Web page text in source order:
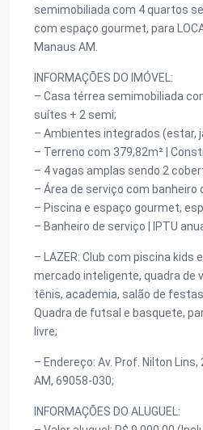
semimobiliada com 4 quartos
com espaço gourmet, para
Manaus AM.
INFORMAÇÕES DO IMÓVEL:
– Casa térrea semimobiliada
suítes + 2 semi;
– Ambientes integrados (estar,
– Terreno com 379,82m² |
– 4 vagas amplas sendo 2
– Área de serviço com banheiro
– Piscina e espaço gourmet,
– Banheiro de serviço | IPTU
– LAZER: Club com piscina kids
⁠mercado inteligente, ⁠quadra de
tênis, ⁠academia, ⁠salão de
Quadra de futsal e basquete,
livre;
– Endereço: Av. Prof. Nilton
AM, 69058-030;
INFORMAÇÕES DO ALUGUEL: